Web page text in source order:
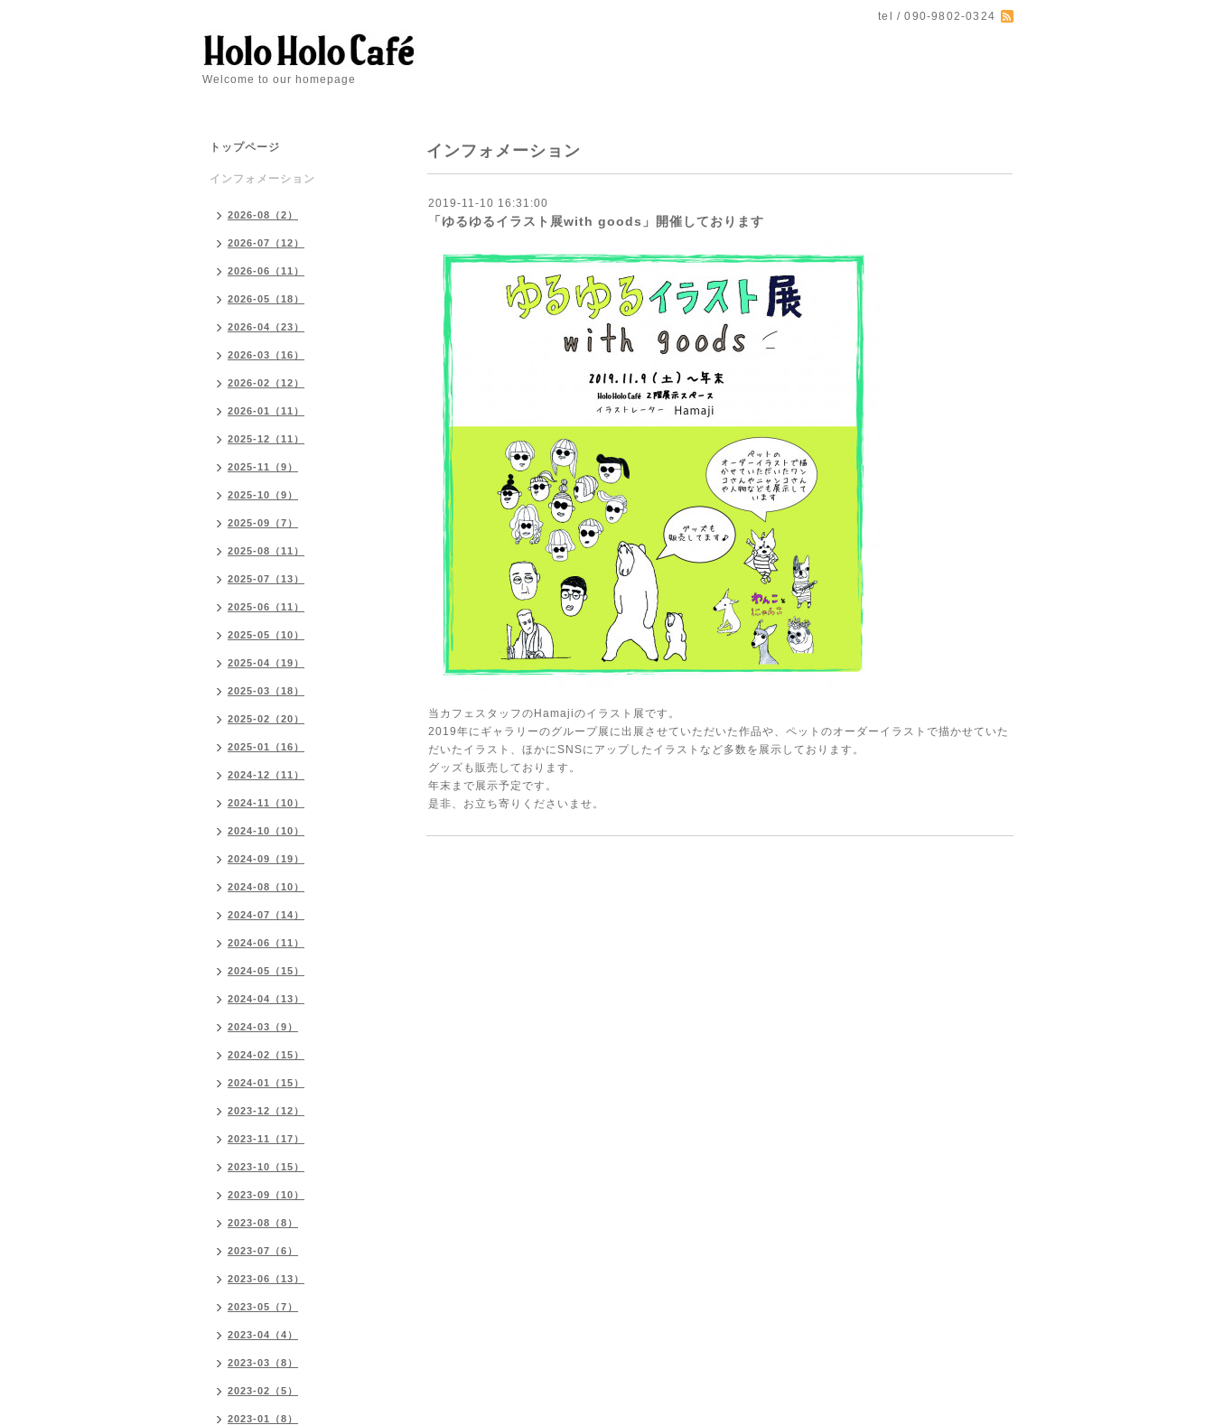
tel / 090-9802-0324
Welcome to our homepage
インフォメーション
2019-11-10 16:31:00
「ゆるゆるイラスト展with goods」開催しております
当カフェスタッフのHamajiのイラスト展です。
2019年にギャラリーのグループ展に出展させていただいた作品や、ペットのオーダーイラストで描かせていた
だいたイラスト、ほかにSNSにアップしたイラストなど多数を展示しております。
グッズも販売しております。
年末まで展示予定です。
是非、お立ち寄りくださいませ。
トップページ
インフォメーション
2026-08（2）
2026-07（12）
2026-06（11）
2026-05（18）
2026-04（23）
2026-03（16）
2026-02（12）
2026-01（11）
2025-12（11）
2025-11（9）
2025-10（9）
2025-09（7）
2025-08（11）
2025-07（13）
2025-06（11）
2025-05（10）
2025-04（19）
2025-03（18）
2025-02（20）
2025-01（16）
2024-12（11）
2024-11（10）
2024-10（10）
2024-09（19）
2024-08（10）
2024-07（14）
2024-06（11）
2024-05（15）
2024-04（13）
2024-03（9）
2024-02（15）
2024-01（15）
2023-12（12）
2023-11（17）
2023-10（15）
2023-09（10）
2023-08（8）
2023-07（6）
2023-06（13）
2023-05（7）
2023-04（4）
2023-03（8）
2023-02（5）
2023-01（8）